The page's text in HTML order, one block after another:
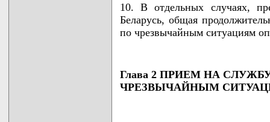
10. В отдельных случаях,
Беларусь, общая
по чрезвычайным ситуациям
Глава 2 ПРИЕМ НА
ЧРЕЗВЫЧАЙНЫМ